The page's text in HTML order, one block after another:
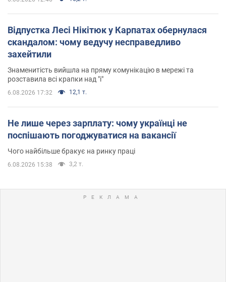
Відпустка Лесі Нікітюк у Карпатах обернулася
скандалом: чому ведучу несправедливо
захейтили
Знаменитість вийшла на пряму комунікацію в мережі та
розставила всі крапки над "і"
6.08.2026 17:32 12,1 т.
Не лише через зарплату: чому українці не
поспішають погоджуватися на вакансії
Чого найбільше бракує на ринку праці
6.08.2026 15:38 3,2 т.